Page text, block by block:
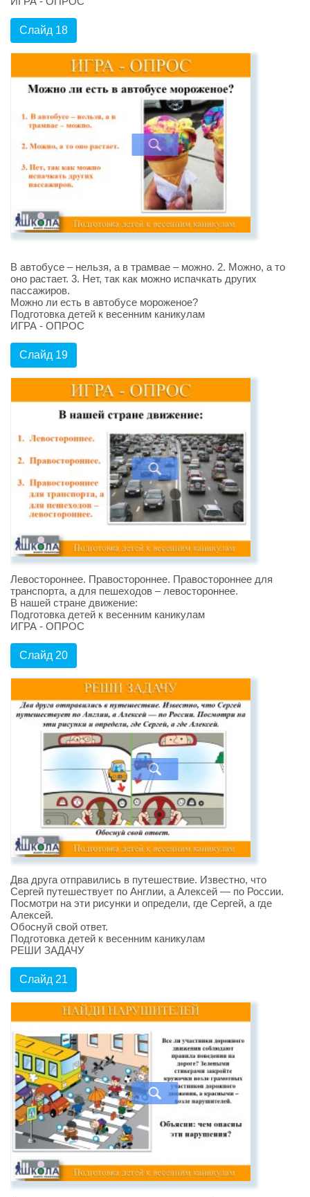
Слайд 18
В автобусе – нельзя, а в трамвае – можно. 2. Можно, а то
оно растает. 3. Нет, так как можно испачкать других
пассажиров.
Можно ли есть в автобусе мороженое?
Подготовка детей к весенним каникулам
ИГРА - ОПРОС
Слайд 19
Левостороннее. Правостороннее. Правостороннее для
транспорта, а для пешеходов – левостороннее.
В нашей стране движение:
Подготовка детей к весенним каникулам
ИГРА - ОПРОС
Слайд 20
Два друга отправились в путешествие. Известно, что
Сергей путешествует по Англии, а Алексей — по России.
Посмотри на эти рисунки и определи, где Сергей, а где
Алексей.
Обоснуй свой ответ.
Подготовка детей к весенним каникулам
РЕШИ ЗАДАЧУ
Слайд 21